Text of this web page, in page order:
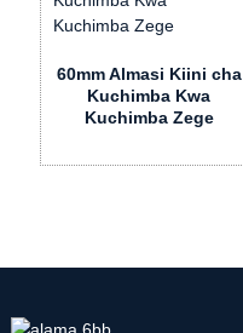
60mm Almasi Kiini cha
Kuchimba Kwa
Kuchimba Zege